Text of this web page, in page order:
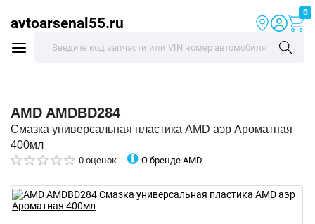
avtoarsenal55.ru
0
AMD AMDBD284
Смазка универсальная пластика AMD аэр Ароматная
400мл
0 оценок О бренде AMD